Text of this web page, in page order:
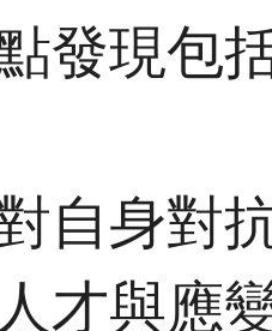
發現包
自身對
才與應